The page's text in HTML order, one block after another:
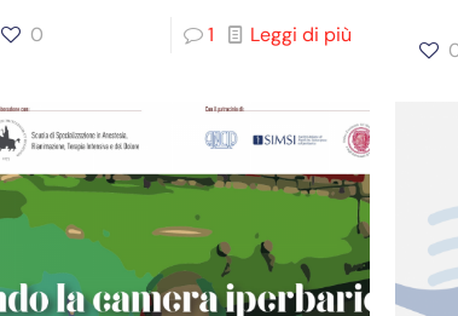
0 1 Leggi di più